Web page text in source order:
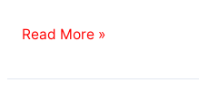
মুহাম্মাদ
রহীম:
Read More »